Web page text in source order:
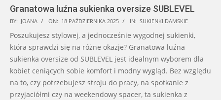
Granatowa luźna sukienka oversize SUBLEVEL
2025-
10-
18
BY: JOANA ON: 18 PAŹDZIERNIKA 2025 IN: SUKIENKI DAMSKIE
Poszukujesz stylowej, a jednocześnie wygodnej sukienki,
która sprawdzi się na różne okazje? Granatowa luźna
sukienka oversize od SUBLEVEL jest idealnym wyborem dla
kobiet ceniących sobie komfort i modny wygląd. Bez względu
na to, czy potrzebujesz stroju do pracy, na spotkanie z
przyjaciółmi czy na weekendowy spacer, ta sukienka z